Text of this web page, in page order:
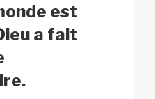
at
est
a fait